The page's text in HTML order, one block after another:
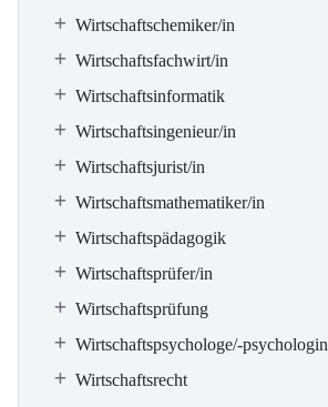
Wirtschaftschemiker/in
Wirtschaftsfachwirt/in
Wirtschaftsinformatik
Wirtschaftsingenieur/in
Wirtschaftsjurist/in
Wirtschaftsmathematiker/in
Wirtschaftspädagogik
Wirtschaftsprüfer/in
Wirtschaftsprüfung
Wirtschaftspsychologe/-psychologin
Wirtschaftsrecht